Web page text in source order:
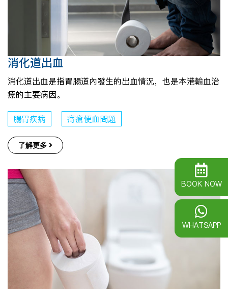
消化道出血
消化道出血是指胃腸道內發生的出血情況，也是本港輸血治
療的主要病因。
腸胃疾病 痔瘡便血問題
了解更多
BOOK NOW
WHATSAPP